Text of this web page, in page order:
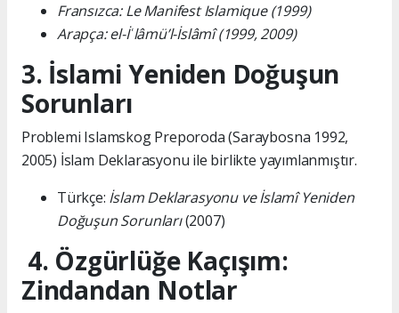
Fransızca: Le Manifest Islamique (1999)
Arapça: el-İʿlâmü’l-İslâmî (1999, 2009)
3. İslami Yeniden Doğuşun
Sorunları
Problemi Islamskog Preporoda (Saraybosna 1992,
2005) İslam Deklarasyonu ile birlikte yayımlanmıştır.
Türkçe: İslam Deklarasyonu ve İslamî Yeniden
Doğuşun Sorunları(2007)
4. Özgürlüğe Kaçışım:
Zindandan Notlar